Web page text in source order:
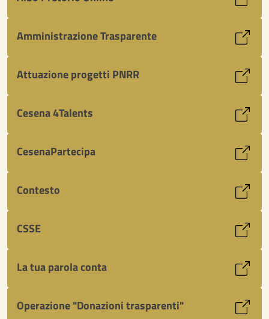
Amministrazione Trasparente
Attuazione progetti PNRR
Cesena 4Talents
CesenaPartecipa
Contesto
CSSE
La tua parola conta
Operazione "Donazioni trasparenti"